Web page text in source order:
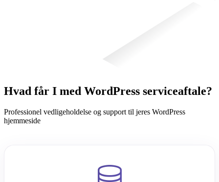
Hvad får I med WordPress serviceaftale?
Professionel vedligeholdelse og support til jeres WordPress
hjemmeside